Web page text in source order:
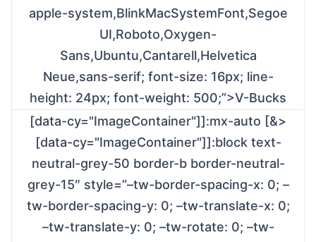
apple-system,BlinkMacSystemFont,Segoe
UI,Roboto,Oxygen-
Sans,Ubuntu,Cantarell,Helvetica
Neue,sans-serif; font-size: 16px; line-
height: 24px; font-weight: 500;”>V-Bucks
[data-cy="ImageContainer"]]:mx-auto [&>
[data-cy="ImageContainer"]]:block text-
neutral-grey-50 border-b border-neutral-
grey-15″ style=”–tw-border-spacing-x: 0; –
tw-border-spacing-y: 0; –tw-translate-x: 0;
–tw-translate-y: 0; –tw-rotate: 0; –tw-